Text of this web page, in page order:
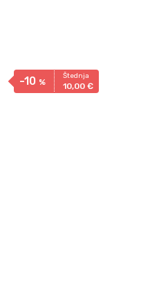
-10 %
Štednja
10,00 €